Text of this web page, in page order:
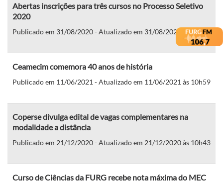
Abertas inscrições para três cursos no Processo Seletivo
2020
Publicado em 31/08/2020 - Atualizado em 31/08/2020 às 16h33
Ceamecim comemora 40 anos de história
Publicado em 11/06/2021 - Atualizado em 11/06/2021 às 10h59
Coperse divulga edital de vagas complementares na
modalidade a distância
Publicado em 21/12/2020 - Atualizado em 21/12/2020 às 10h43
Curso de Ciências da FURG recebe nota máxima do MEC